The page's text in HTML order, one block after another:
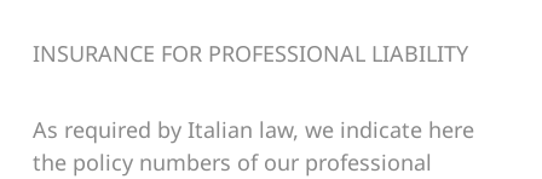
INSURANCE FOR PROFESSIONAL LIABILITY
As required by Italian law, we indicate here
the policy numbers of our professional